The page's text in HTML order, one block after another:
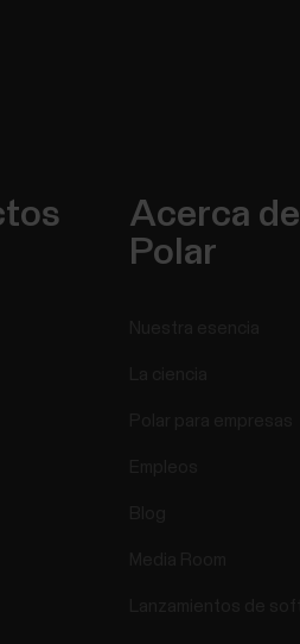
Acerca de
Polar